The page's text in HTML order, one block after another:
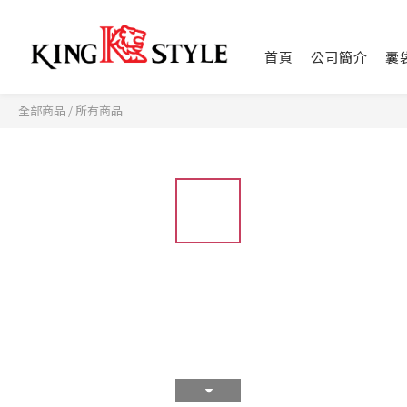
首頁 公司簡介 囊
全部商品 / 所有商品